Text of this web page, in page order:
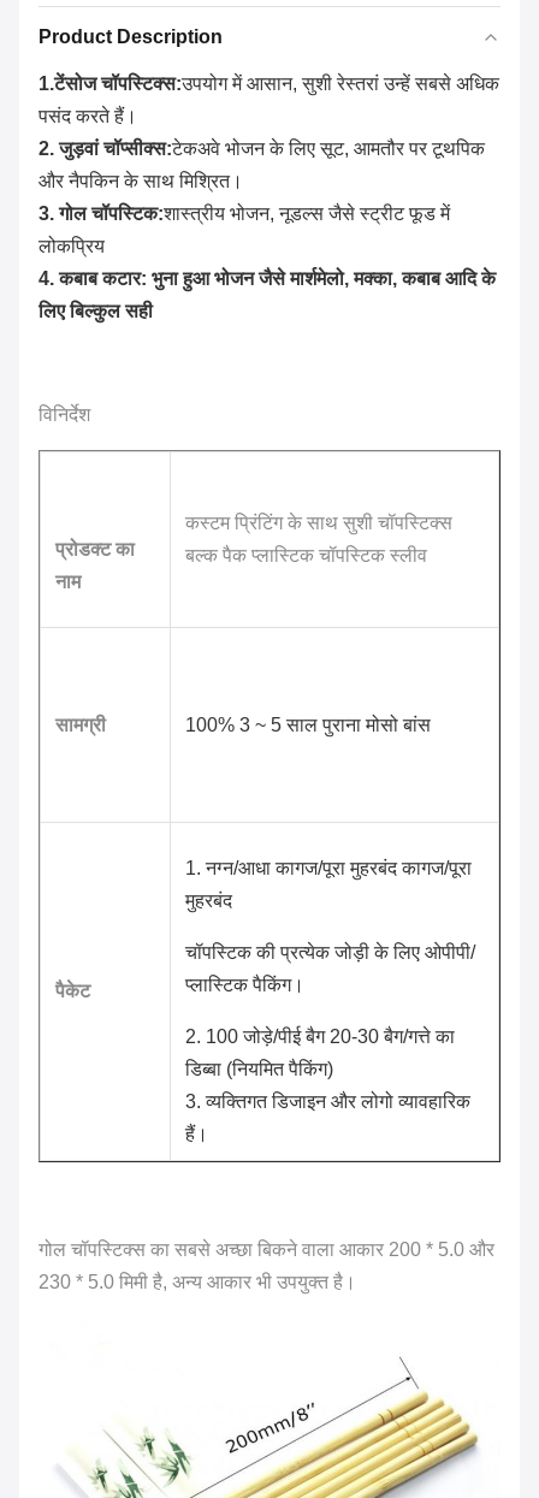
Product Description
1.टेंसोज चॉपस्टिक्स:उपयोग में आसान, सुशी रेस्तरां उन्हें सबसे अधिक
पसंद करते हैं।
2. जुड़वां चॉप्सीक्स:टेकअवे भोजन के लिए सूट, आमतौर पर टूथपिक
और नैपकिन के साथ मिश्रित।
3. गोल चॉपस्टिक:शास्त्रीय भोजन, नूडल्स जैसे स्ट्रीट फूड में
लोकप्रिय
4. कबाब कटार: भुना हुआ भोजन जैसे मार्शमेलो, मक्का, कबाब आदि के
लिए बिल्कुल सही
विनिर्देश
प्रोडक्ट का
नाम
कस्टम प्रिंटिंग के साथ सुशी चॉपस्टिक्स
बल्क पैक प्लास्टिक चॉपस्टिक स्लीव
सामग्री 100% 3 ~ 5 साल पुराना मोसो बांस
पैकेट
1. नग्न/आधा कागज/पूरा मुहरबंद कागज/पूरा
मुहरबंद
चॉपस्टिक की प्रत्येक जोड़ी के लिए ओपीपी/
प्लास्टिक पैकिंग।
2. 100 जोड़े/पीई बैग 20-30 बैग/गत्ते का
डिब्बा (नियमित पैकिंग)
3. व्यक्तिगत डिजाइन और लोगो व्यावहारिक
हैं।
गोल चॉपस्टिक्स का सबसे अच्छा बिकने वाला आकार 200 * 5.0 और
230 * 5.0 मिमी है, अन्य आकार भी उपयुक्त है।